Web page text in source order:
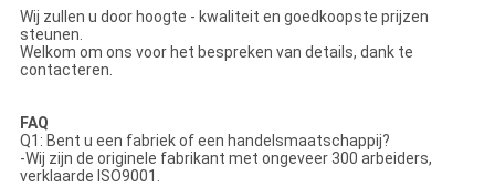
Wij zullen u door hoogte - kwaliteit en goedkoopste prijzen
steunen.
Welkom om ons voor het bespreken van details, dank te
contacteren.
FAQ
Q1: Bent u een fabriek of een handelsmaatschappij?
-Wij zijn de originele fabrikant met ongeveer 300 arbeiders,
verklaarde ISO9001.